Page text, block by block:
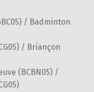
/ Badminton
/ Briançon
(BCBN05) /